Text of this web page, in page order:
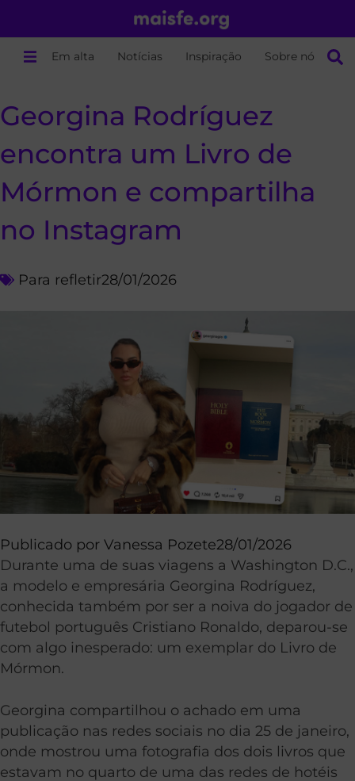
Em alta Notícias Inspiração Sobre nós
Georgina Rodríguez
encontra um Livro de
Mórmon e compartilha
no Instagram
Para refletir28/01/2026
Publicado por Vanessa Pozete28/01/2026
Durante uma de suas viagens a Washington D.C.,
a modelo e empresária Georgina Rodríguez,
conhecida também por ser a noiva do jogador de
futebol português Cristiano Ronaldo, deparou-se
com algo inesperado: um exemplar do Livro de
Mórmon.
Georgina compartilhou o achado em uma
publicação nas redes sociais no dia 25 de janeiro,
onde mostrou uma fotografia dos dois livros que
estavam no quarto de uma das redes de hotéis